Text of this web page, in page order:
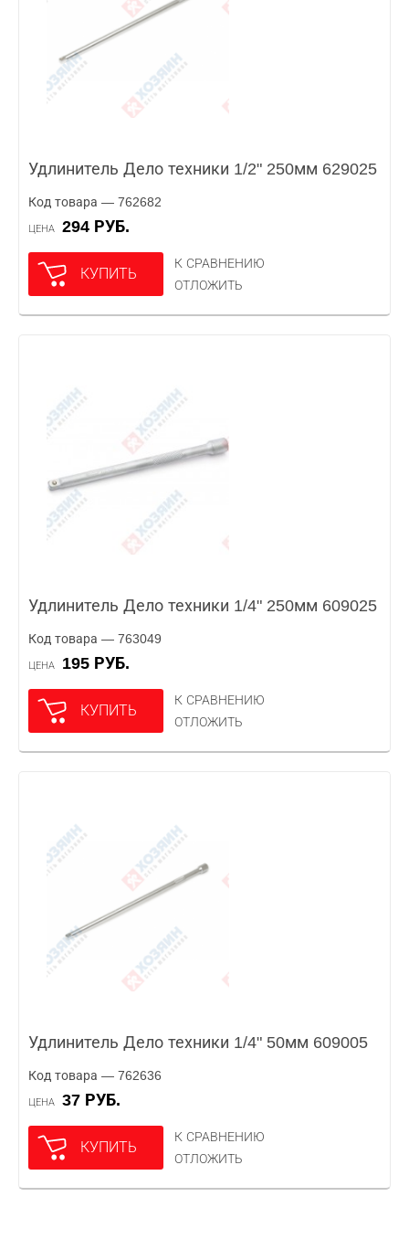
Удлинитель Дело техники 1/2" 250мм 629025
Код товара — 762682
ЦЕНА 294 РУБ.
КУПИТЬ
К СРАВНЕНИЮ
ОТЛОЖИТЬ
Удлинитель Дело техники 1/4" 250мм 609025
Код товара — 763049
ЦЕНА 195 РУБ.
КУПИТЬ
К СРАВНЕНИЮ
ОТЛОЖИТЬ
Удлинитель Дело техники 1/4" 50мм 609005
Код товара — 762636
ЦЕНА 37 РУБ.
КУПИТЬ
К СРАВНЕНИЮ
ОТЛОЖИТЬ